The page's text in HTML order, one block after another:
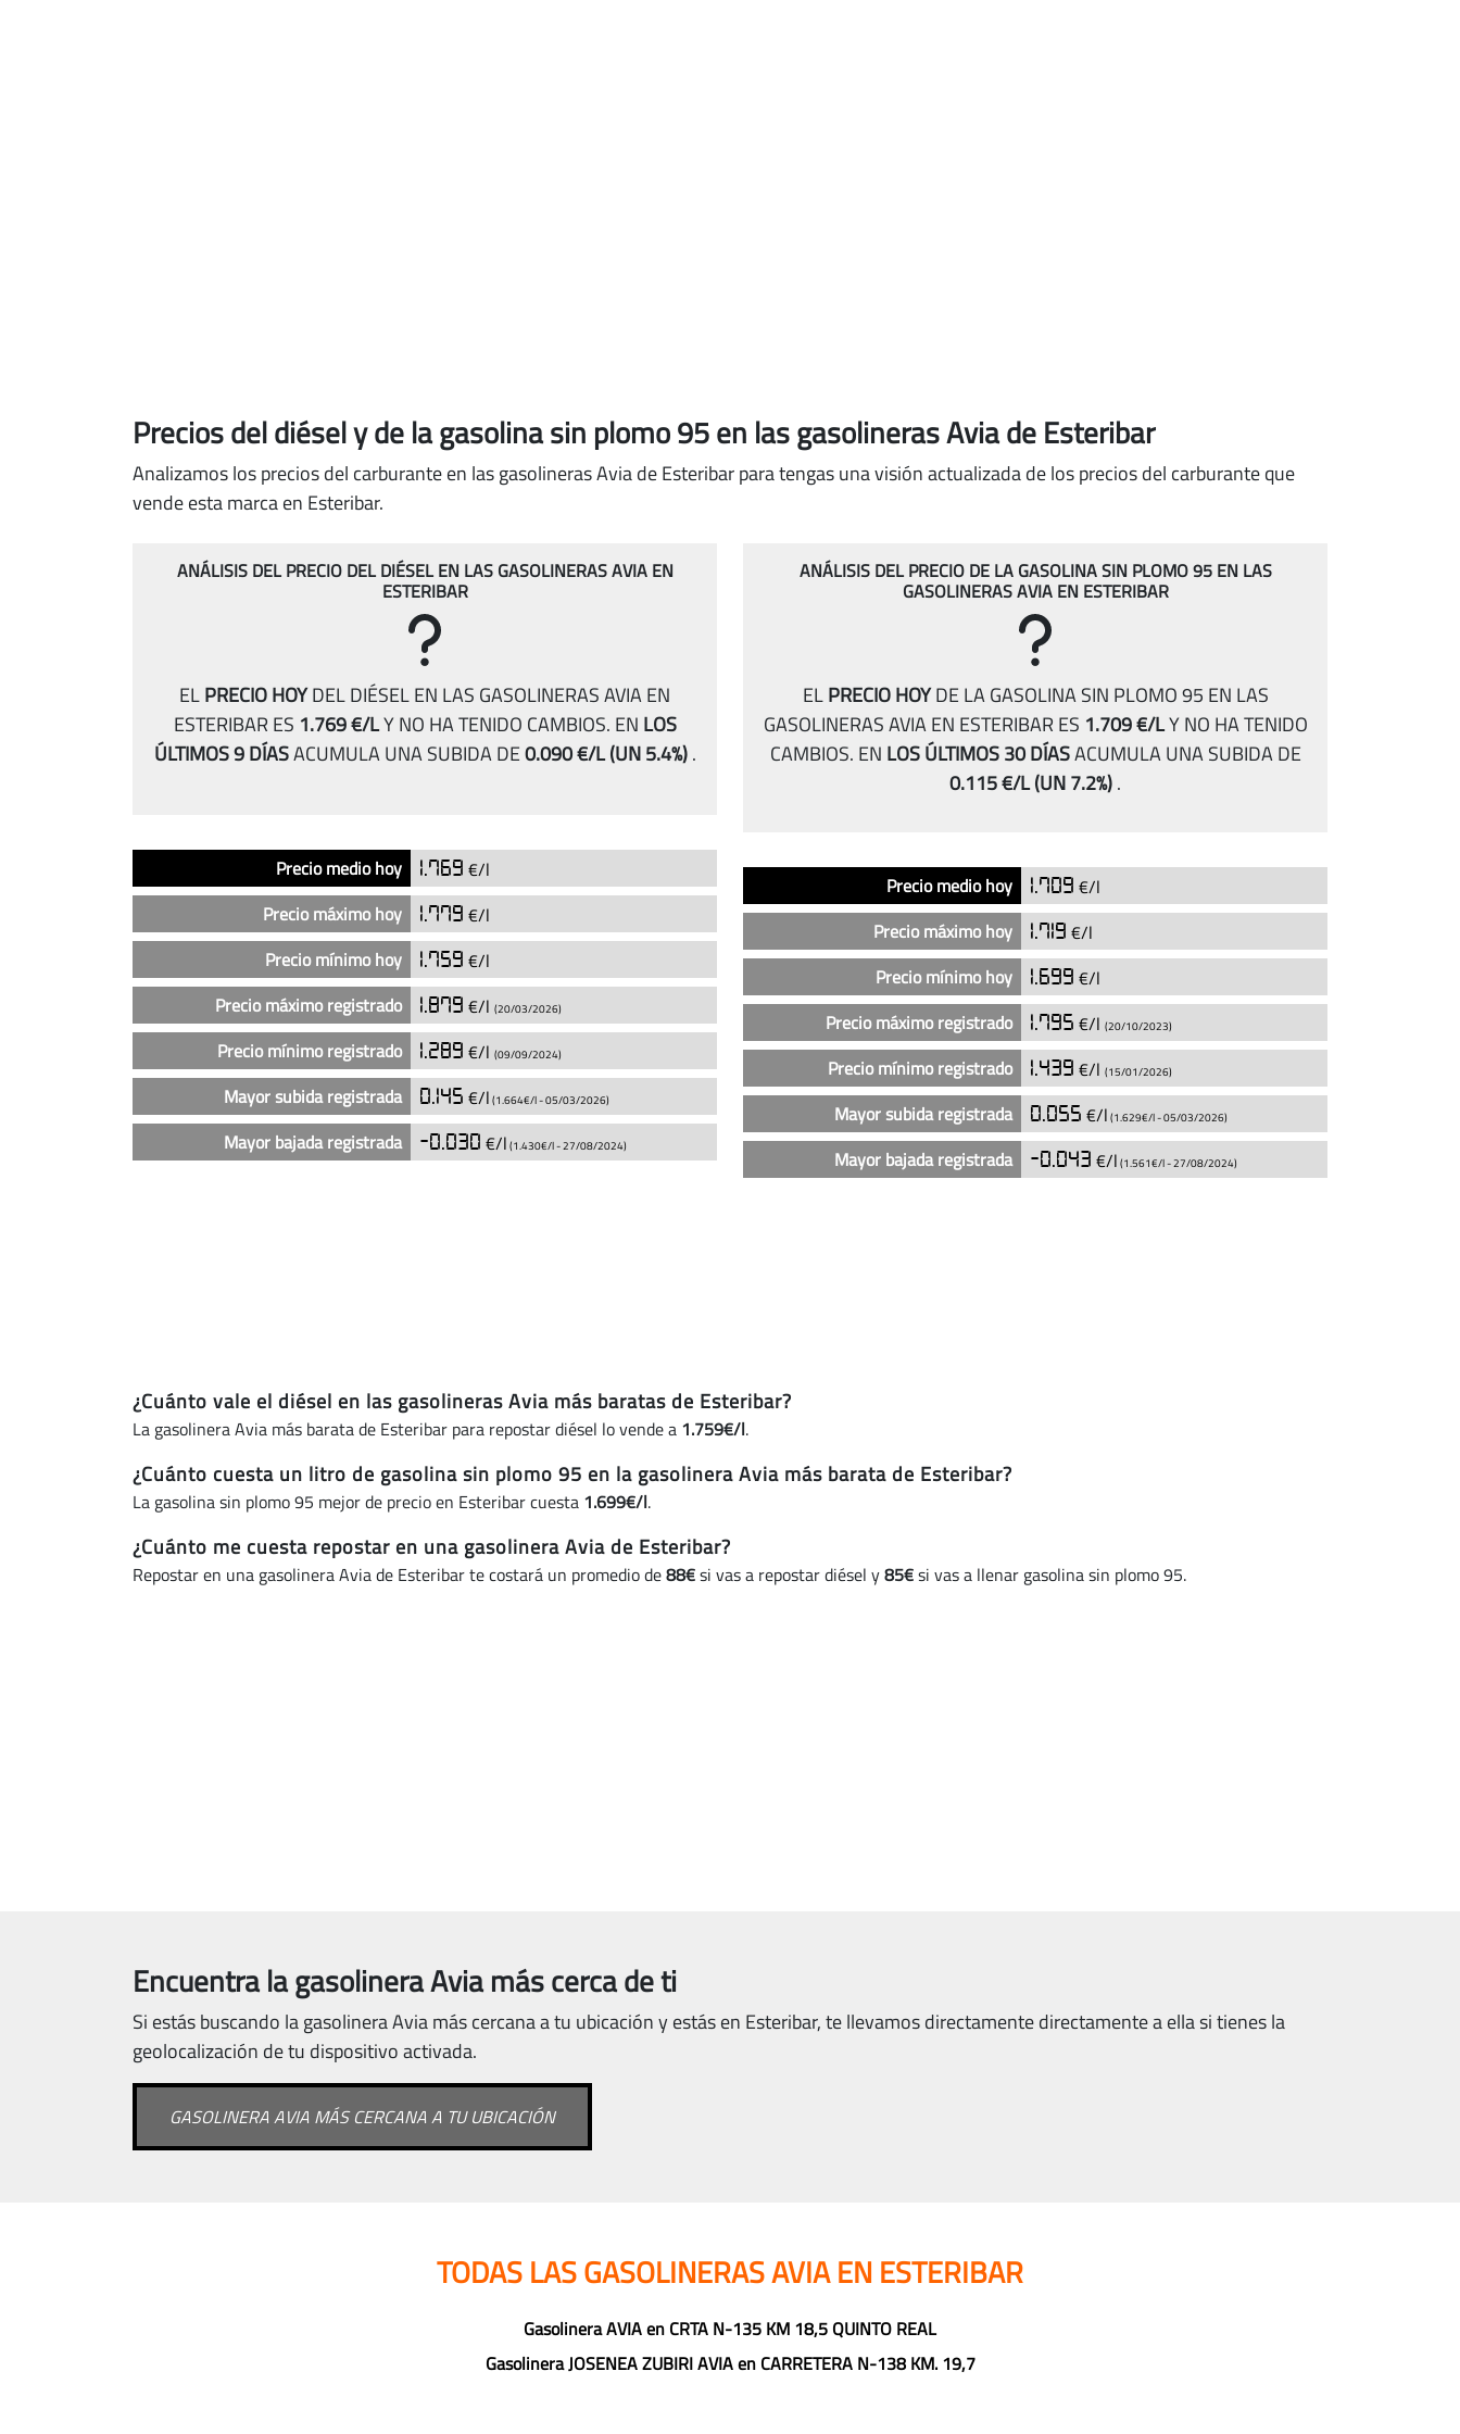
Precios del diésely de la gasolina sin plomo 95en las gasolineras Avia de Esteribar
Analizamos los precios del carburante en las gasolineras Avia de Esteribar para tengas una visión actualizada de los precios del carburante que
vende esta marca en Esteribar.
ANÁLISIS DEL PRECIO DEL DIÉSEL EN LAS GASOLINERAS AVIA EN
ESTERIBAR
ELPRECIO HOYDEL DIÉSEL EN LAS GASOLINERAS AVIA EN
ESTERIBAR ES 1.769 €/LY NO HA TENIDO CAMBIOS. EN LOS
ÚLTIMOS 9 DÍASACUMULA UNA SUBIDA DE0.090 €/L(UN 5.4%).
Análisis
del
en
gasolineras
Esteribar
hoy)
Precio medio hoy 1.769 €/l
Precio máximo hoy
1.779 €/l
Precio mínimo hoy
1.759 €/l
Precio máximo registrado
1.879 €/l (20/03/2026)
Precio mínimo registrado 1.289 €/l (09/09/2024)
Mayor subida registrada 0.145 €/l (1.664€/l -05/03/2026)
Mayor bajada registrada -0.030 €/l (1.430€/l -27/08/2024)
ANÁLISIS DEL PRECIO DE LA GASOLINA SIN PLOMO 95 EN LAS
GASOLINERAS AVIA EN ESTERIBAR
ELPRECIO HOYDE LA GASOLINA SIN PLOMO 95 EN LAS
GASOLINERAS AVIA EN ESTERIBAR ES 1.709 €/LY NO HA TENIDO
CAMBIOS. EN LOS ÚLTIMOS 30 DÍASACUMULA UNA SUBIDA DE
0.115 €/L(UN 7.2%).
Análisis
de
gasolina
plomo
las
Avia
Precio medio hoy 1.709 €/l
Precio máximo hoy
1.719 €/l
Precio mínimo hoy
1.699 €/l
Precio máximo registrado
1.795 €/l (20/10/2023)
Precio mínimo registrado 1.439 €/l (15/01/2026)
Mayor subida registrada 0.055 €/l (1.629€/l -05/03/2026)
Mayor bajada registrada -0.043 €/l (1.561€/l -27/08/2024)
¿Cuánto vale el diésel en las gasolineras Avia más baratas de Esteribar?
La gasolinera Avia más barata de Esteribar para repostar diésel lo vende a 1.759€/l.
¿Cuánto cuesta un litro de gasolina sin plomo 95 en la gasolinera Avia más barata de Esteribar?
La gasolina sin plomo 95 mejor de precio en Esteribar cuesta 1.699€/l.
¿Cuánto me cuesta repostar en una gasolinera Avia de Esteribar?
Repostar en una gasolinera Avia de Esteribar te costará un promedio de88€si vas a repostar diésel y85€si vas a llenar gasolina sin plomo 95.
Encuentra la gasolinera Avia más cerca de ti
Si estás buscando la gasolinera Avia más cercana a tu ubicación y estás en Esteribar, te llevamos directamente directamente a ella si tienes la
geolocalización de tu dispositivo activada.
GASOLINERA AVIA MÁS CERCANA A TU UBICACIÓN
TODAS LAS GASOLINERAS AVIA EN ESTERIBAR
Gasolinera AVIA en CRTA N-135 KM 18,5 QUINTO REAL
Gasolinera JOSENEA ZUBIRI AVIA en CARRETERA N-138 KM. 19,7